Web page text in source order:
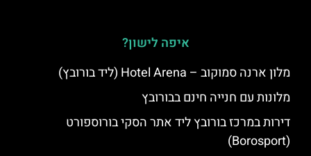
איפה לישון?
מלון ארנה סמוקוב – Hotel Arena (ליד בורובץ)
מלונות עם חנייה חינם בבורובץ
דירות במרכז בורובץ ליד אתר הסקי בורוספורט
(Borosport)